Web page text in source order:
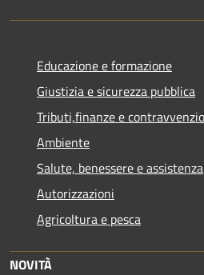
Educazione e formazione
Giustizia e sicurezza pubblica
Tributi,finanze e
Ambiente
Salute, benessere e assistenza
Autorizzazioni
Agricoltura e pesca
NOVITÀ